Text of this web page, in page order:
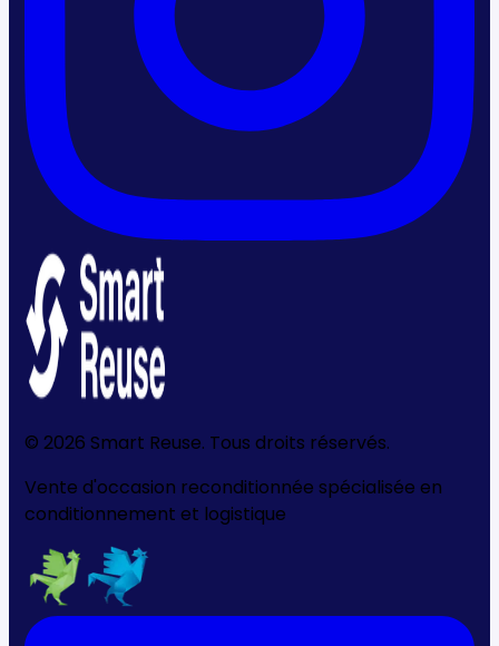
© 2026 Smart Reuse. Tous droits réservés.
Vente d'occasion reconditionnée spécialisée en
conditionnement et logistique